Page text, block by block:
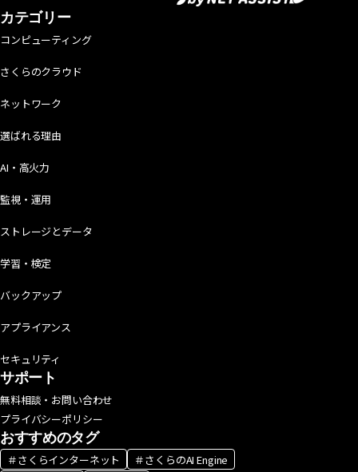
カテゴリー
コンピューティング
さくらのクラウド
ネットワーク
選ばれる理由
AI・高火力
監視・運用
ストレージとデータ
学習・検定
バックアップ
アプライアンス
セキュリティ
サポート
無料相談・お問い合わせ
プライバシーポリシー
おすすめのタグ
＃さくらインターネット ＃さくらのAI Engine